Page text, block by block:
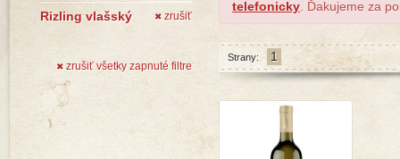
Rizling vlašský ✖ zrušiť
✖ zrušiť všetky zapnuté filtre
telefonicky . Ďakujeme za
Strany: 1